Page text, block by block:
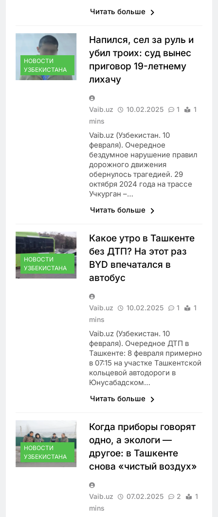
Читать больше
НОВОСТИ
УЗБЕКИСТАНА
Напился, сел за руль и
убил троих: суд вынес
приговор 19-летнему
лихачу
Vaib.uz 10.02.2025 1
1
mins
Vaib.uz (Узбекистан. 10
февраля). Очередное
бездумное нарушение правил
дорожного движения
обернулось трагедией. 29
октября 2024 года на трассе
Учкурган –…
Читать больше
НОВОСТИ
УЗБЕКИСТАНА
Какое утро в Ташкенте
без ДТП? На этот раз
BYD впечатался в
автобус
Vaib.uz 10.02.2025 1
1
mins
Vaib.uz (Узбекистан. 10
февраля). Очередное ДТП в
Ташкенте: 8 февраля примерно
в 07:15 на участке Ташкентской
кольцевой автодороги в
Юнусабадском…
Читать больше
НОВОСТИ
УЗБЕКИСТАНА
Когда приборы говорят
одно, а экологи —
другое: в Ташкенте
снова «чистый воздух»
Vaib.uz 07.02.2025 2
1
mins